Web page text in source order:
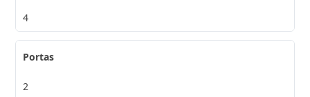
4
Portas
2